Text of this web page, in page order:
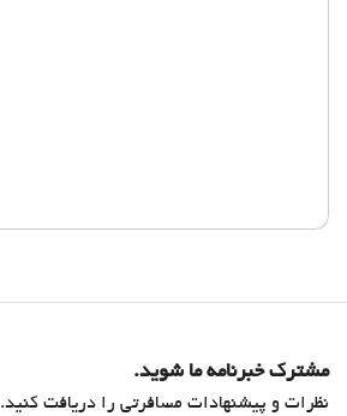
مشترک خبرنامه ما شوید.
نظرات و پیشنهادات مسافرتی را دریافت کنید.